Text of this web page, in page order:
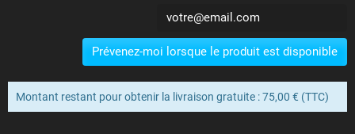
Prévenez-moi lorsque le produit est disponible
Montant restant pour obtenir la livraison gratuite : 75,00 € (TTC)